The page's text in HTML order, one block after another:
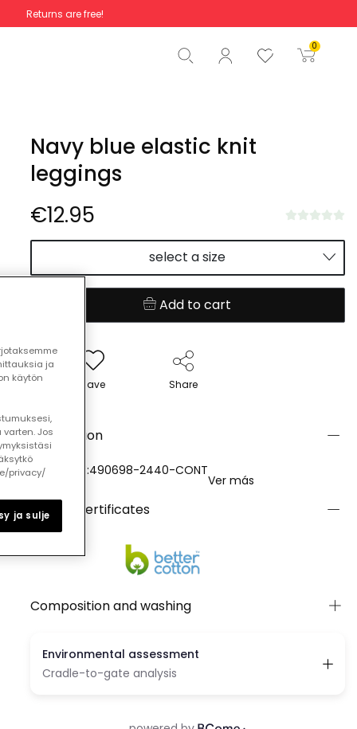
Returns are free!
0
Total €0.00
Start order
Navy blue elastic knit
leggings
€12.95
select a size
Add to cart
Save Share
Description
REFERENCE:490698-2440-CONT
Ver más
Quality certificates
Composition and washing
ja
käytön
Jos
privacy/
ja sulje